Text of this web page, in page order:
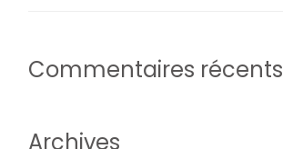
Commentaires récents
Archives